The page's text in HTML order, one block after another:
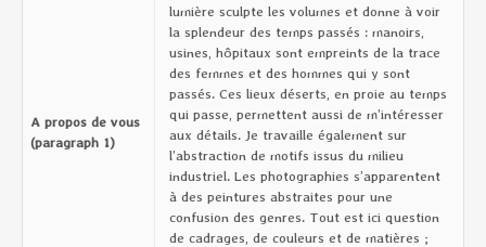
A propos de vous
(paragraph 1)
lumière sculpte les volumes et donne à voir
la splendeur des temps passés : manoirs,
usines, hôpitaux sont empreints de la trace
des femmes et des hommes qui y sont
passés. Ces lieux déserts, en proie au temps
qui passe, permettent aussi de m’intéresser
aux détails. Je travaille également sur
l’abstraction de motifs issus du milieu
industriel. Les photographies s’apparentent
à des peintures abstraites pour une
confusion des genres. Tout est ici question
de cadrages, de couleurs et de matières ;